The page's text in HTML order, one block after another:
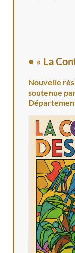
• « La
Nouvelle
soutenue